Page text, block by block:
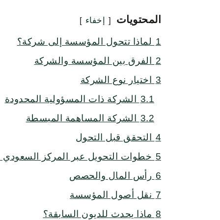
المحتويات إخفاء
1 لماذا تتحول المؤسسة إلى شركة؟
2
الفرق بين المؤسسة والشركة
3
اختيار نوع الشركة
3.1
الشركة ذات المسؤولية المحدودة
3.2
الشركة المساهمة المبسطة
4
التحقق قبل التحول
5 خطوات التحويل عبر المركز السعودي
6 رأس المال والحصص
7 نقل أصول المؤسسة
8 ماذا يحدث للديون السابقة؟